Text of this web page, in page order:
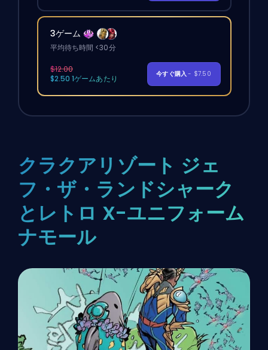
3ゲーム
平均待ち時間 <30分
$12.00
$2.50 1ゲームあたり
今すぐ購入- $7.50
クラクアリゾート ジェ
フ・ザ・ランドシャーク
とレトロ X-ユニフォーム
ナモール